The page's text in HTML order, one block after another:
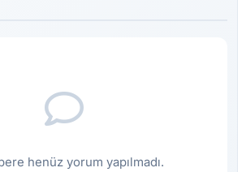
henüz yorum yapılmadı.